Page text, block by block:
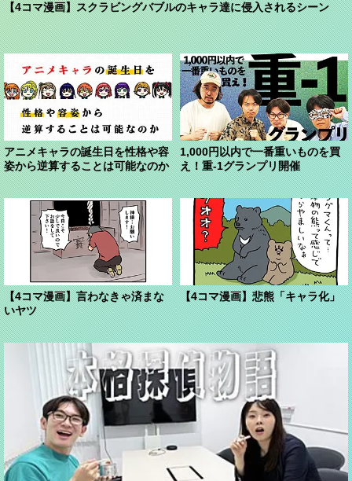
【4コマ漫画】スクラビングバブルのキャラ達に侵入されるシーン
アニメキャラの誕生日を性格や容
姿から逆算することは可能なのか
1,000円以内で一番重いものを買
え！重-1グランプリ開催
【4コマ漫画】言わなきゃ済まな
いヤツ
【4コマ漫画】悲熊「キャラ化」